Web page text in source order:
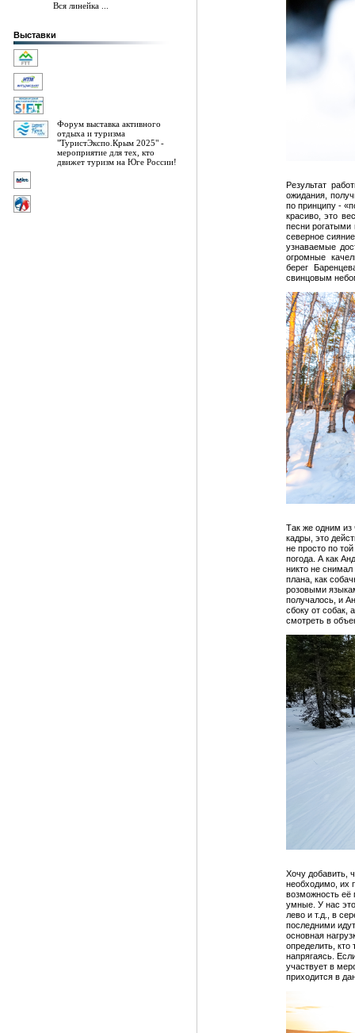
Вся линейка ...
Выставки
Форум выставка активного
отдыха и туризма
"ТуристЭкспо.Крым 2025" -
мероприятие для тех, кто
движет туризм на Юге России!
Результат
ожидания,
по принципу -
красиво, это
песни
северное
узнаваемые
огромные
берег
свинцовым
Так же одним из
кадры, это
не просто по
погода. А как
никто не
плана, как
розовыми
получалось, и
сбоку от собак,
смотреть в
Хочу добавить,
необходимо, их
возможность её
умные. У нас
лево и т.д., в
последними
основная
определить, кто
напрягаясь.
участвует в
приходится в